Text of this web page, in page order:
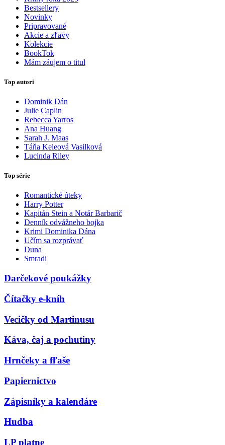
Bestsellery
Novinky
Pripravované
Akcie a zľavy
Kolekcie
BookTok
Mám záujem o titul
Top autori
Dominik Dán
Julie Caplin
Rebecca Yarros
Ana Huang
Sarah J. Maas
Táňa Keleová Vasilková
Lucinda Riley
Top série
Romantické úteky
Harry Potter
Kapitán Stein a Notár Barbarič
Denník odvážneho bojka
Krimi Dominika Dána
Učím sa rozprávať
Duna
Smradi
Darčekové poukážky
Čítačky e-kníh
Vecičky od Martinusu
Káva, čaj a pochutiny
Hrnčeky a fľaše
Papiernictvo
Zápisníky a kalendáre
Hudba
LP platne